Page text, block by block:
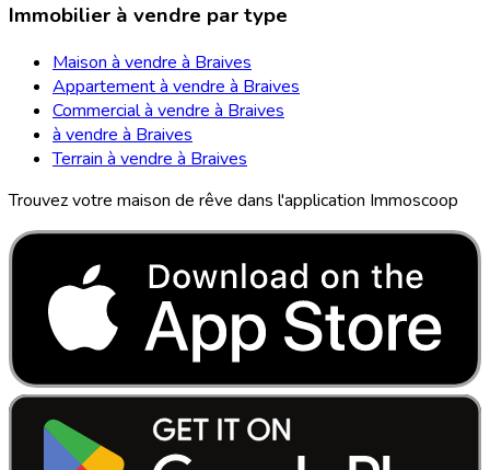
Immobilier à vendre par type
Maison à vendre à Braives
Appartement à vendre à Braives
Commercial à vendre à Braives
à vendre à Braives
Terrain à vendre à Braives
Trouvez votre maison de rêve dans l'application Immoscoop